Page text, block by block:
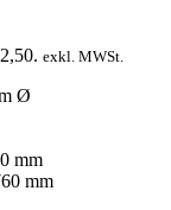
exkl. MWSt.
Ø
mm
mm